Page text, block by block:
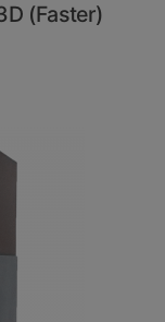
(Faster)